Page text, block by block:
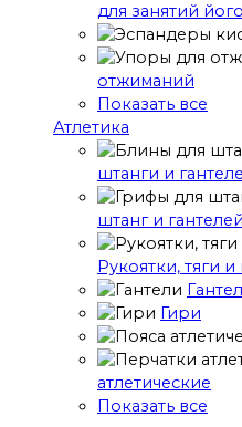
для занятий
отжиманий
Показать все
Атлетика
штанги и
штанг и гантелей
Рукоятки, тяги
Гири
атлетические
Показать все